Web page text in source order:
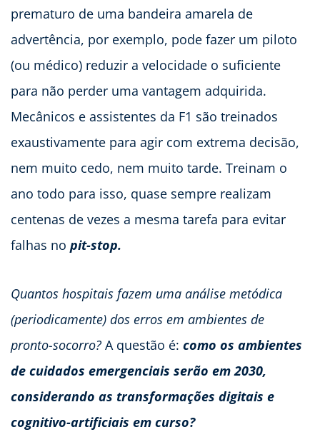
prematuro de uma bandeira amarela de
advertência, por exemplo, pode fazer um piloto
(ou médico) reduzir a velocidade o suficiente
para não perder uma vantagem adquirida.
Mecânicos e assistentes da F1 são treinados
exaustivamente para agir com extrema decisão,
nem muito cedo, nem muito tarde. Treinam o
ano todo para isso, quase sempre realizam
centenas de vezes a mesma tarefa para evitar
falhas no pit-stop.
Quantos hospitais fazem uma análise metódica
(periodicamente) dos erros em ambientes de
pronto-socorro? A questão é: como os ambientes
de cuidados emergenciais serão em 2030,
considerando as transformações digitais e
cognitivo-artificiais em curso?